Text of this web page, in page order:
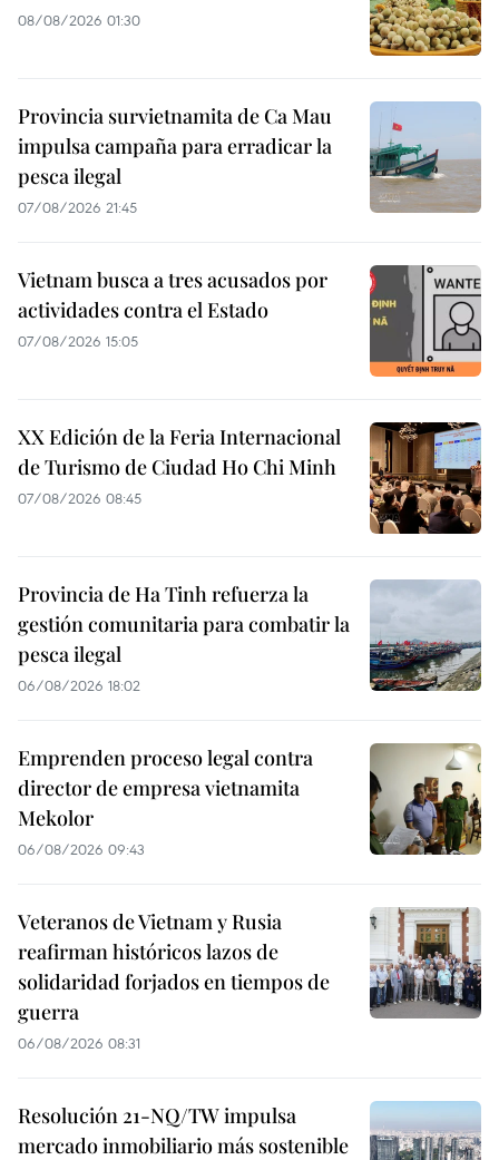
08/08/2026 01:30
Provincia survietnamita de Ca Mau
impulsa campaña para erradicar la
pesca ilegal
07/08/2026 21:45
Vietnam busca a tres acusados por
actividades contra el Estado
07/08/2026 15:05
XX Edición de la Feria Internacional
de Turismo de Ciudad Ho Chi Minh
07/08/2026 08:45
Provincia de Ha Tinh refuerza la
gestión comunitaria para combatir la
pesca ilegal
06/08/2026 18:02
Emprenden proceso legal contra
director de empresa vietnamita
Mekolor
06/08/2026 09:43
Veteranos de Vietnam y Rusia
reafirman históricos lazos de
solidaridad forjados en tiempos de
guerra
06/08/2026 08:31
Resolución 21-NQ/TW impulsa
mercado inmobiliario más sostenible